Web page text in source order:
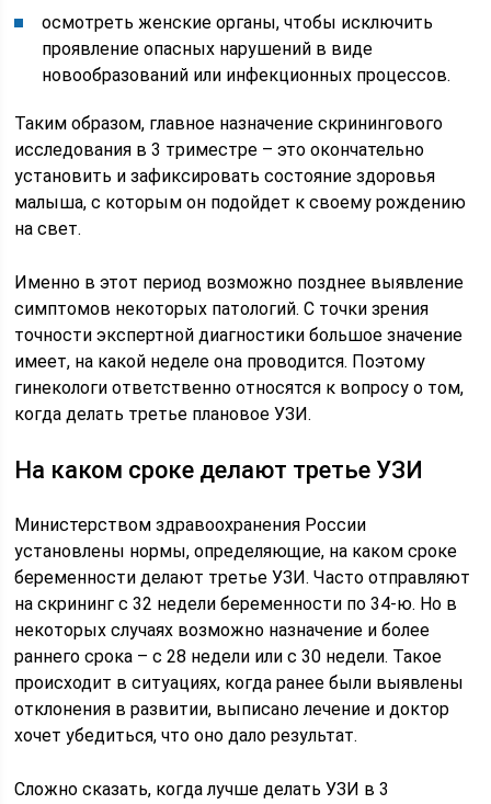
осмотреть женские органы, чтобы исключить
проявление опасных нарушений в виде
новообразований или инфекционных процессов.
Таким образом, главное назначение скринингового
исследования в 3 триместре – это окончательно
установить и зафиксировать состояние здоровья
малыша, с которым он подойдет к своему рождению
на свет.
Именно в этот период возможно позднее выявление
симптомов некоторых патологий. С точки зрения
точности экспертной диагностики большое значение
имеет, на какой неделе она проводится. Поэтому
гинекологи ответственно относятся к вопросу о том,
когда делать третье плановое УЗИ.
На каком сроке делают третье УЗИ
Министерством здравоохранения России
установлены нормы, определяющие, на каком сроке
беременности делают третье УЗИ. Часто отправляют
на скрининг с 32 недели беременности по 34-ю. Но в
некоторых случаях возможно назначение и более
раннего срока – с 28 недели или с 30 недели. Такое
происходит в ситуациях, когда ранее были выявлены
отклонения в развитии, выписано лечение и доктор
хочет убедиться, что оно дало результат.
Сложно сказать, когда лучше делать УЗИ в 3